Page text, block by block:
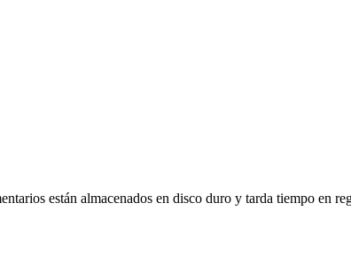
están almacenados en disco duro y tarda tiempo en